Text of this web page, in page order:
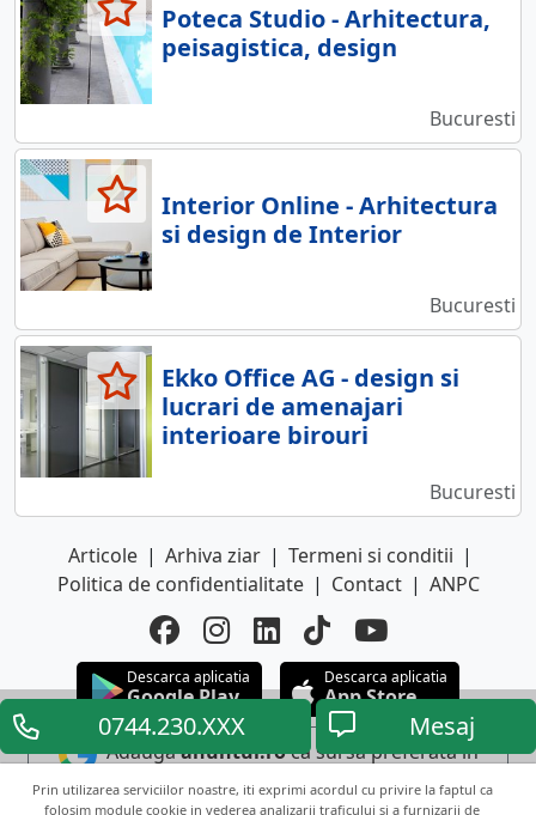
0744.230.XXX Mesaj
Prin utilizarea serviciilor noastre, iti exprimi acordul cu privire la faptul ca
folosim module cookie in vederea analizarii traficului si a furnizarii de
Poteca Studio - Arhitectura,
peisagistica, design
Bucuresti
Interior Online - Arhitectura
si design de Interior
Bucuresti
Ekko Office AG - design si
lucrari de amenajari
interioare birouri
Bucuresti
Articole | Arhiva ziar | Termeni si conditii |
Politica de confidentialitate | Contact | ANPC
Descarca aplicatia
Google Play
Descarca aplicatia
App Store
Adaugaanuntul.roca sursa preferata in
Google